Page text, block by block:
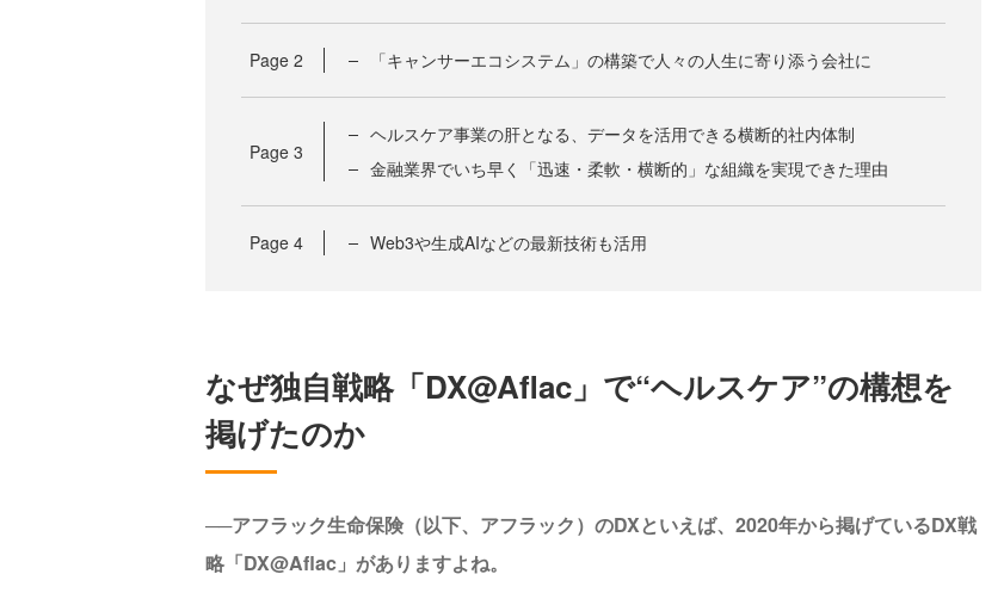
Page 2 「キャンサーエコシステム」の構築で人々の人生に寄り添う会社に
Page 3
ヘルスケア事業の肝となる、データを活用できる横断的社内体制
金融業界でいち早く「迅速・柔軟・横断的」な組織を実現できた理由
Page 4 Web3や生成AIなどの最新技術も活用
なぜ独自戦略「DX@Aflac」で“ヘルスケア”の構想を
掲げたのか
──アフラック生命保険（以下、アフラック）のDXといえば、2020年から掲げているDX戦
略「DX@Aflac」がありますよね。